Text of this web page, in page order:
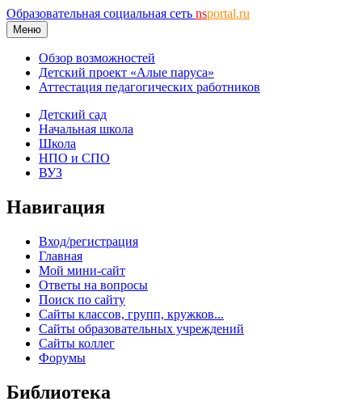
Образовательная социальная сеть nsportal.ru
Меню
Обзор возможностей
Детский проект «Алые паруса»
Аттестация педагогических работников
Детский сад
Начальная школа
Школа
НПО и СПО
ВУЗ
Навигация
Вход/регистрация
Главная
Мой мини-сайт
Ответы на вопросы
Поиск по сайту
Сайты классов, групп, кружков...
Сайты образовательных учреждений
Сайты коллег
Форумы
Библиотека